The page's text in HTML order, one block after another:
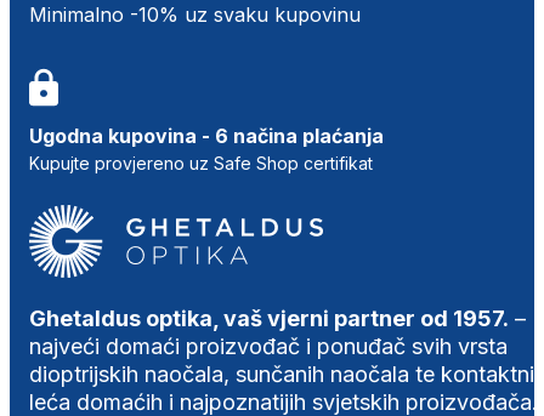
Minimalno -10% uz svaku kupovinu
Ugodna kupovina - 6 načina plaćanja
Kupujte provjereno uz Safe Shop certifikat
Ghetaldus optika, vaš vjerni partner od 1957. –
najveći domaći proizvođač i ponuđač svih vrsta
dioptrijskih naočala, sunčanih naočala te
leća domaćih i najpoznatijih svjetskih proizvođača.